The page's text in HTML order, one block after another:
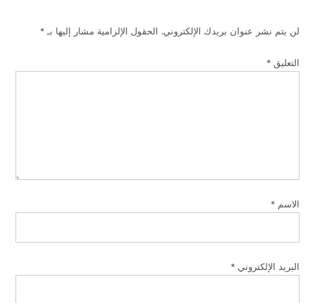
لن يتم نشر عنوان بريدك الإلكتروني. الحقول الإلزامية مشار إليها بـ*
التعليق*
الاسم*
البريد الإلكتروني*